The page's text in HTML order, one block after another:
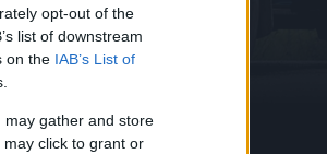
opt-out of the
list of downstream
on the IAB’s List of
may gather and store
click to grant or